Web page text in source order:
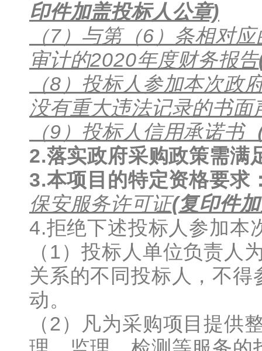
印件加盖投标人公章)
（7）与第（6）条相对
审计的2020年度财务报告
（8）投标人参加本次政
没有重大违法记录的书面
（9）投标人信用承诺书
2.落实政府采购政策需满
3.本项目的特定资格要求
保安服务许可证(复印件
4.拒绝下述投标人参加本
（1）投标人单位负责人
关系的不同投标人，不
动。
（2）凡为采购项目提供